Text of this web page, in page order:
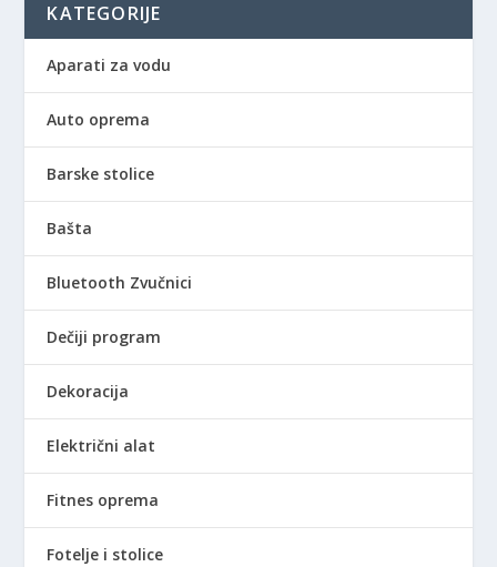
KATEGORIJE
Aparati za vodu
Auto oprema
Barske stolice
Bašta
Bluetooth Zvučnici
Dečiji program
Dekoracija
Električni alat
Fitnes oprema
Fotelje i stolice